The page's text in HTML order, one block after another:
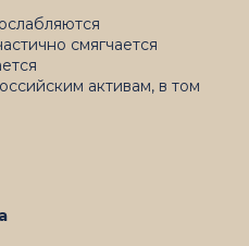
смягчается
активам, в том